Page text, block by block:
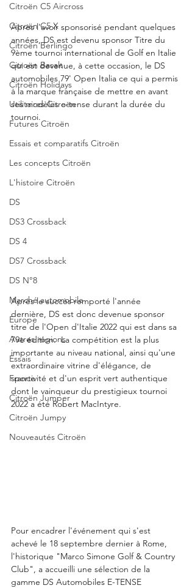
Citroën C5 Aircross
Citroën C5 X
Citroën Berlingo
Citroën Basalt
Citroën Holidays
Utilitaires Citroën
Futures Citroën
Essais et comparatifs Citroën
Les concepts Citroën
L'histoire Citroën
DS
DS3 Crossback
DS 4
DS7 Crossback
DS N°8
Marché automobile
Europe
Autres régions
Essais
France
Citroën Jumper
Citroën Jumpy
Nouveautés Citroën
Après l'avoir sponsorisé pendant quelques
années, DS est devenu sponsor Titre du
9ème tournoi international de Golf en Italie
qui est devenue, à cette occasion, le DS
automobiles 79' Open Italia ce qui a permis
à la marque française de mettre en avant
ses modèles e-tense durant la durée du
tournoi.
Après le succès remporté l'année
dernière, DS est donc devenue sponsor
titre de l'Open d'Italie 2022 qui est dans sa
79e édition.  La compétition est la plus
importante au niveau national, ainsi qu'une
extraordinaire vitrine d'élégance, de
sportivité et d'un esprit vert authentique
dont le vainqueur du prestigieux tournoi
2022 a été Robert MacIntyre.
Pour encadrer l'événement qui s'est
achevé le 18 septembre dernier à Rome,
l'historique "Marco Simone Golf & Country
Club", a accueilli une sélection de la
gamme DS Automobiles E-TENSE